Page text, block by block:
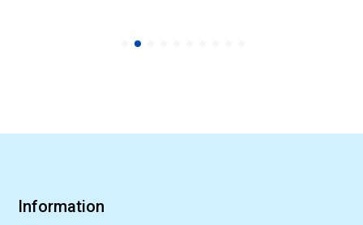
Information